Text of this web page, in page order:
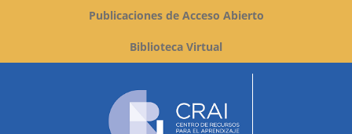
Publicaciones de Acceso Abierto
Biblioteca Virtual